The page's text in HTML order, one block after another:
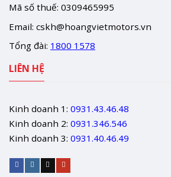
Mã số thuế: 0309465995
Email: cskh@hoangvietmotors.vn
Tổng đài: 1800 1578
LIÊN HỆ
Kinh doanh 1: 0931.43.46.48
Kinh doanh 2: 0931.346.546
Kinh doanh 3: 0931.40.46.49